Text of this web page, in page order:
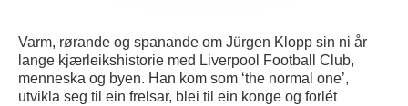
Varm, rørande og spanande om Jürgen Klopp sin ni år
lange kjærleikshistorie med Liverpool Football Club,
menneska og byen. Han kom som ‘the normal one’,
utvikla seg til ein frelsar, blei til ein konge og forlét